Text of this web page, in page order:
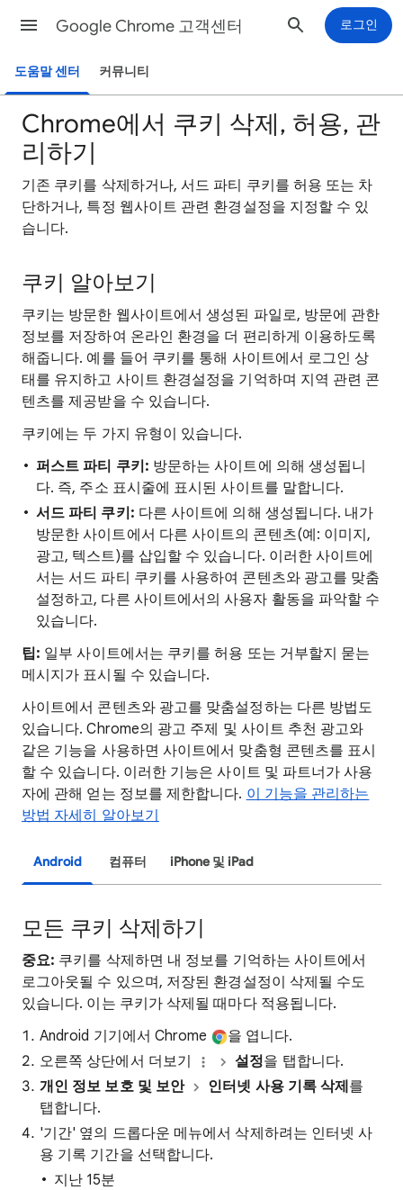
Google Chrome 고객센터 로그인
도움말 센터 커뮤니티
Chrome에서 쿠키 삭제, 허용, 관
리하기
기존 쿠키를 삭제하거나, 서드 파티 쿠키를 허용 또는 차
단하거나, 특정 웹사이트 관련 환경설정을 지정할 수 있
습니다.
쿠키 알아보기
쿠키는 방문한 웹사이트에서 생성된 파일로, 방문에 관한
정보를 저장하여 온라인 환경을 더 편리하게 이용하도록
해줍니다. 예를 들어 쿠키를 통해 사이트에서 로그인 상
태를 유지하고 사이트 환경설정을 기억하며 지역 관련 콘
텐츠를 제공받을 수 있습니다.
쿠키에는 두 가지 유형이 있습니다.
퍼스트 파티 쿠키: 방문하는 사이트에 의해 생성됩니
다. 즉, 주소 표시줄에 표시된 사이트를 말합니다.
서드 파티 쿠키: 다른 사이트에 의해 생성됩니다. 내가
방문한 사이트에서 다른 사이트의 콘텐츠(예: 이미지,
광고, 텍스트)를 삽입할 수 있습니다. 이러한 사이트에
서는 서드 파티 쿠키를 사용하여 콘텐츠와 광고를 맞춤
설정하고, 다른 사이트에서의 사용자 활동을 파악할 수
있습니다.
팁: 일부 사이트에서는 쿠키를 허용 또는 거부할지 묻는
메시지가 표시될 수 있습니다.
사이트에서 콘텐츠와 광고를 맞춤설정하는 다른 방법도
있습니다. Chrome의 광고 주제 및 사이트 추천 광고와
같은 기능을 사용하면 사이트에서 맞춤형 콘텐츠를 표시
할 수 있습니다. 이러한 기능은 사이트 및 파트너가 사용
자에 관해 얻는 정보를 제한합니다. 이 기능을 관리하는
방법 자세히 알아보기
Android 컴퓨터 iPhone 및 iPad
모든 쿠키 삭제하기
중요: 쿠키를 삭제하면 내 정보를 기억하는 사이트에서
로그아웃될 수 있으며, 저장된 환경설정이 삭제될 수도
있습니다. 이는 쿠키가 삭제될 때마다 적용됩니다.
Android 기기에서 Chrome
을 엽니다.
오른쪽 상단에서 더보기
설정을 탭합니다.
개인 정보 보호 및 보안
인터넷 사용 기록 삭제 를
탭합니다.
'기간' 옆의 드롭다운 메뉴에서 삭제하려는 인터넷 사
용 기록 기간을 선택합니다.
지난 15분